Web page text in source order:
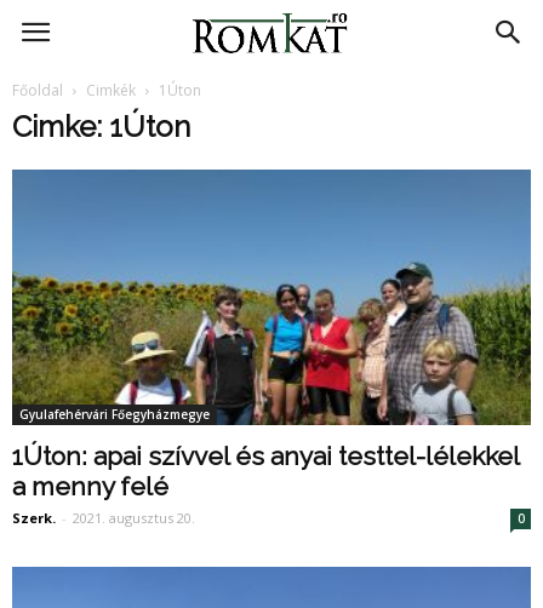
RomKat.ro
Főoldal Cimkék 1Úton
Cimke: 1Úton
Gyulafehérvári Főegyházmegye
1Úton: apai szívvel és anyai testtel-lélekkel
a menny felé
Szerk. - 2021. augusztus 20. 0